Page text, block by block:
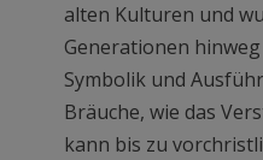
alten Kulturen und
Generationen
Symbolik und
Bräuche, wie das
kann bis zu